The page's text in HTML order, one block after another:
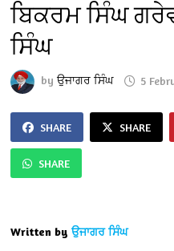
ਬਿਕਰਮ ਸਿੰਘ
ਸਿੰਘ
byਉਜਾਗਰ ਸਿੰਘ 5
SHARE SHARE
SHARE
Written by ਉਜਾਗਰ ਸਿੰਘ